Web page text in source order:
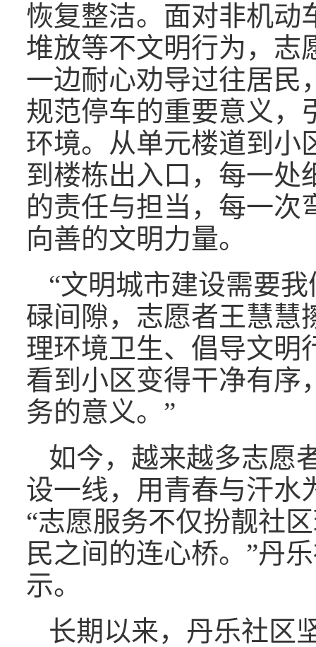
恢复整洁。面对非机动
堆放等不文明行为，志
一边耐心劝导过往居民
规范停车的重要意义，
环境。从单元楼道到小
到楼栋出入口，每一处
的责任与担当，每一次
向善的文明力量。
“文明城市建设需要
碌间隙，志愿者王慧慧
理环境卫生、倡导文明
看到小区变得干净有序
务的意义。”
如今，越来越多志愿
设一线，用青春与汗水
“志愿服务不仅扮靓社
民之间的连心桥。”丹
示。
长期以来，丹乐社区